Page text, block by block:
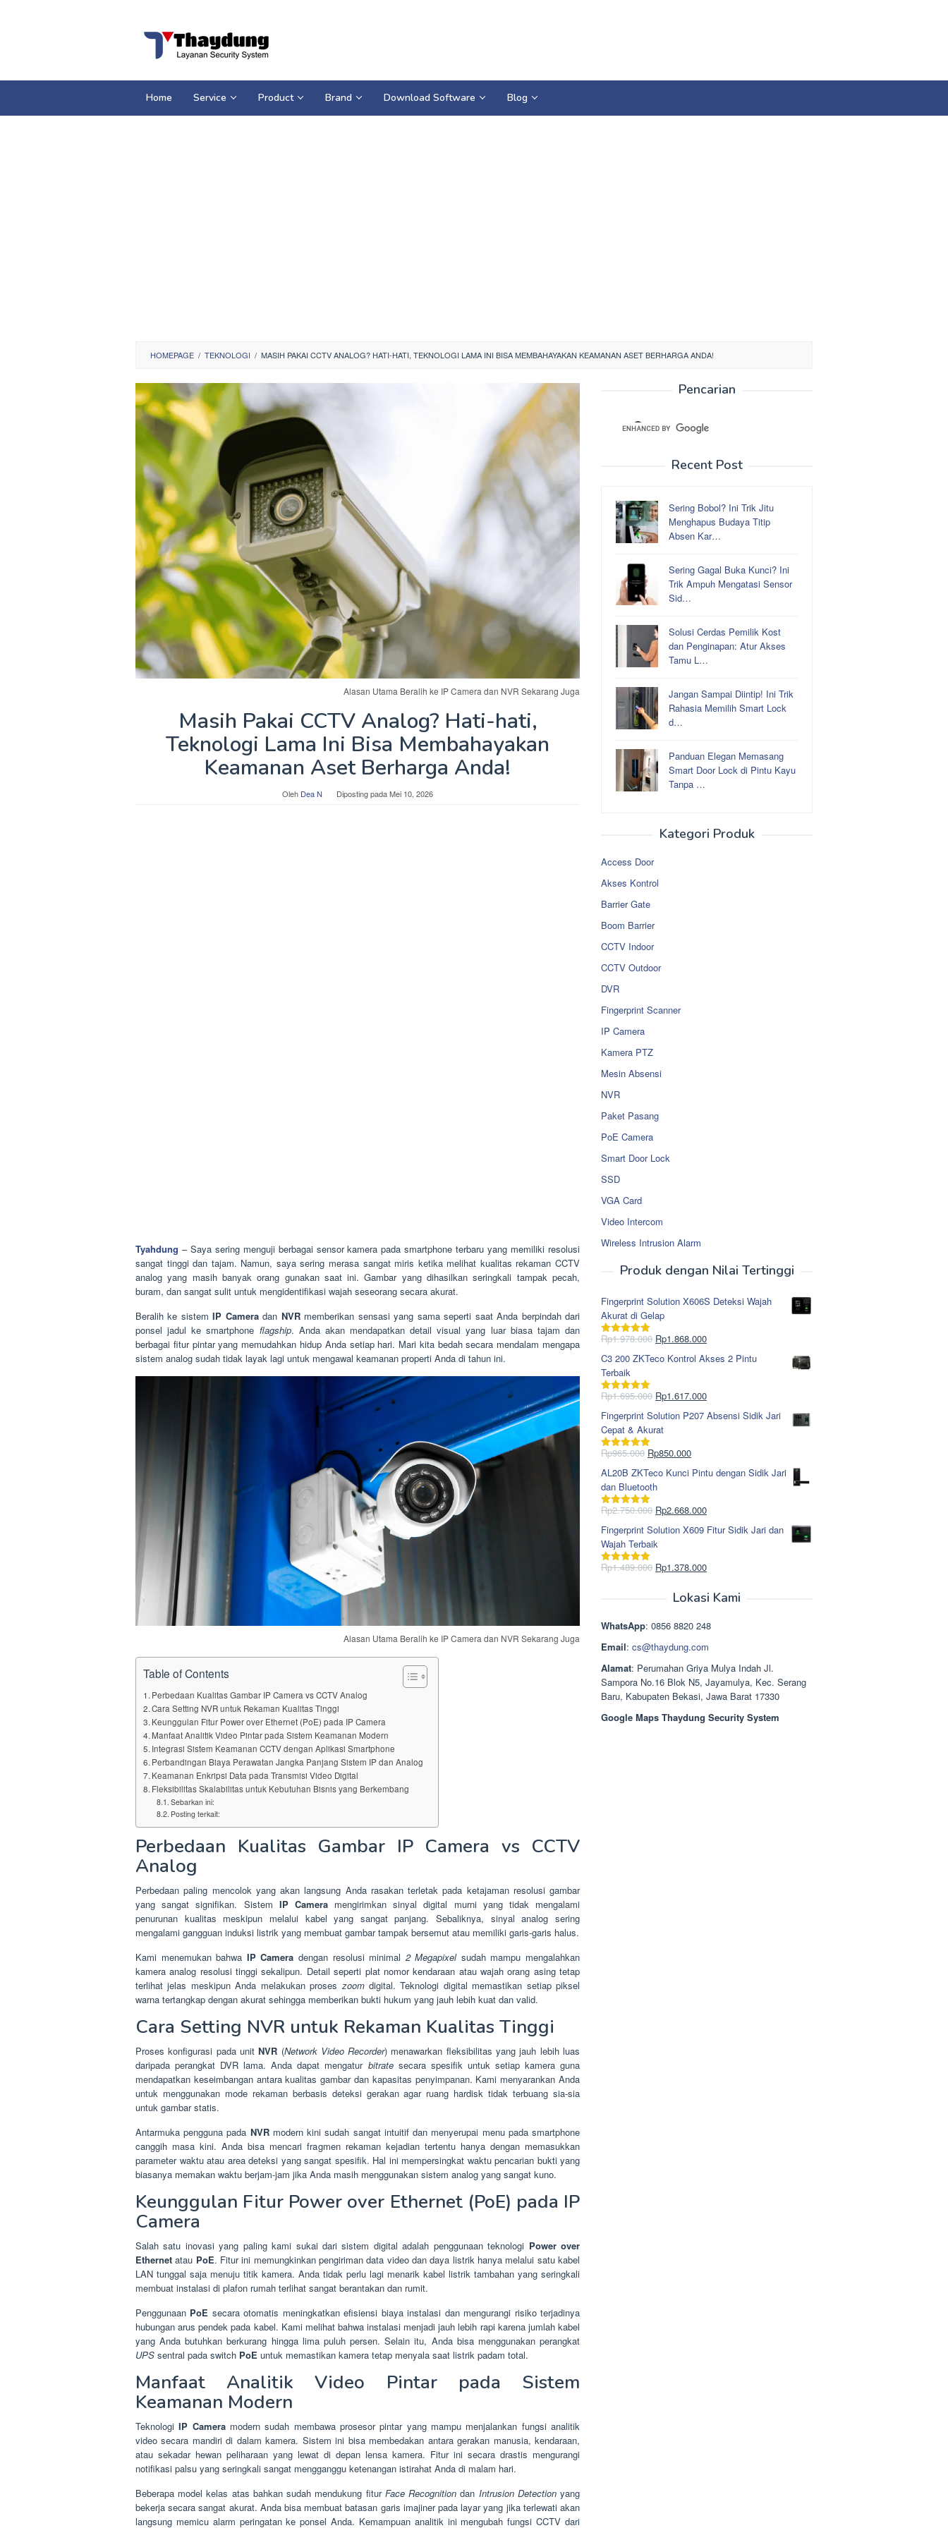
Home Service Product Brand Download Software Blog
HOMEPAGE / TEKNOLOGI / MASIH PAKAI CCTV ANALOG? HATI-HATI, TEKNOLOGI LAMA INI BISA MEMBAHAYAKAN KEAMANAN ASET BERHARGA ANDA!
Alasan Utama Beralih ke IP Camera dan NVR Sekarang Juga
Masih Pakai CCTV Analog? Hati-hati,
Teknologi Lama Ini Bisa Membahayakan
Keamanan Aset Berharga Anda!
Oleh Dea N Diposting padaMei 10, 2026
Tyahdung – Saya sering menguji berbagai sensor kamera pada smartphone terbaru yang memiliki resolusi
sangat tinggi dan tajam. Namun, saya sering merasa sangat miris ketika melihat kualitas rekaman CCTV
analog yang masih banyak orang gunakan saat ini. Gambar yang dihasilkan seringkali tampak pecah,
buram, dan sangat sulit untuk mengidentifikasi wajah seseorang secara akurat.
Beralih ke sistemIP Cameradan NVRmemberikan sensasi yang sama seperti saat Anda berpindah dari
ponsel jadul ke smartphone flagship. Anda akan mendapatkan detail visual yang luar biasa tajam dan
berbagai fitur pintar yang memudahkan hidup Anda setiap hari. Mari kita bedah secara mendalam mengapa
sistem analog sudah tidak layak lagi untuk mengawal keamanan properti Anda di tahun ini.
Alasan Utama Beralih ke IP Camera dan NVR Sekarang Juga
Table of Contents
Perbedaan Kualitas Gambar IP Camera vs CCTV Analog
Cara Setting NVR untuk Rekaman Kualitas Tinggi
Keunggulan Fitur Power over Ethernet (PoE) pada IP Camera
Manfaat Analitik Video Pintar pada Sistem Keamanan Modern
Integrasi Sistem Keamanan CCTV dengan Aplikasi Smartphone
Perbandingan Biaya Perawatan Jangka Panjang Sistem IP dan Analog
Keamanan Enkripsi Data pada Transmisi Video Digital
Fleksibilitas Skalabilitas untuk Kebutuhan Bisnis yang Berkembang
Sebarkan ini:
Posting terkait:
Perbedaan Kualitas Gambar IP Camera vs CCTV
Analog
Perbedaan paling mencolok yang akan langsung Anda rasakan terletak pada ketajaman resolusi gambar
yang sangat signifikan. Sistem IP Cameramengirimkan sinyal digital murni yang tidak mengalami
penurunan kualitas meskipun melalui kabel yang sangat panjang. Sebaliknya, sinyal analog sering
mengalami gangguan induksi listrik yang membuat gambar tampak bersemut atau memiliki garis-garis halus.
Kami menemukan bahwa IP Camera dengan resolusi minimal 2 Megapixelsudah mampu mengalahkan
kamera analog resolusi tinggi sekalipun. Detail seperti plat nomor kendaraan atau wajah orang asing tetap
terlihat jelas meskipun Anda melakukan proseszoomdigital. Teknologi digital memastikan setiap piksel
warna tertangkap dengan akurat sehingga memberikan bukti hukum yang jauh lebih kuat dan valid.
Cara Setting NVR untuk Rekaman Kualitas Tinggi
Proses konfigurasi pada unitNVR (Network Video Recorder) menawarkan fleksibilitas yang jauh lebih luas
daripada perangkat DVR lama. Anda dapat mengatur bitratesecara spesifik untuk setiap kamera guna
mendapatkan keseimbangan antara kualitas gambar dan kapasitas penyimpanan. Kami menyarankan Anda
untuk menggunakan mode rekaman berbasis deteksi gerakan agar ruang hardisk tidak terbuang sia-sia
untuk gambar statis.
Antarmuka pengguna pada NVRmodern kini sudah sangat intuitif dan menyerupai menu pada smartphone
canggih masa kini. Anda bisa mencari fragmen rekaman kejadian tertentu hanya dengan memasukkan
parameter waktu atau area deteksi yang sangat spesifik. Hal ini mempersingkat waktu pencarian bukti yang
biasanya memakan waktu berjam-jam jika Anda masih menggunakan sistem analog yang sangat kuno.
Keunggulan Fitur Power over Ethernet (PoE) pada IP
Camera
Salah satu inovasi yang paling kami sukai dari sistem digital adalah penggunaan teknologi Power over
Ethernet atau PoE. Fitur ini memungkinkan pengiriman data video dan daya listrik hanya melalui satu kabel
LAN tunggal saja menuju titik kamera. Anda tidak perlu lagi menarik kabel listrik tambahan yang seringkali
membuat instalasi di plafon rumah terlihat sangat berantakan dan rumit.
Penggunaan PoE secara otomatis meningkatkan efisiensi biaya instalasi dan mengurangi risiko terjadinya
hubungan arus pendek pada kabel. Kami melihat bahwa instalasi menjadi jauh lebih rapi karena jumlah kabel
yang Anda butuhkan berkurang hingga lima puluh persen. Selain itu, Anda bisa menggunakan perangkat
UPS sentral pada switch PoE untuk memastikan kamera tetap menyala saat listrik padam total.
Manfaat Analitik Video Pintar pada Sistem
Keamanan Modern
TeknologiIP Cameramodern sudah membawa prosesor pintar yang mampu menjalankan fungsi analitik
video secara mandiri di dalam kamera. Sistem ini bisa membedakan antara gerakan manusia, kendaraan,
atau sekadar hewan peliharaan yang lewat di depan lensa kamera. Fitur ini secara drastis mengurangi
notifikasi palsu yang seringkali sangat mengganggu ketenangan istirahat Anda di malam hari.
Beberapa model kelas atas bahkan sudah mendukung fitur Face Recognition dan Intrusion Detectionyang
bekerja secara sangat akurat. Anda bisa membuat batasan garis imajiner pada layar yang jika terlewati akan
langsung memicu alarm peringatan ke ponsel Anda. Kemampuan analitik ini mengubah fungsi CCTV dari
Pencarian
Recent Post
Sering Bobol? Ini Trik Jitu
Menghapus Budaya Titip
Absen Kar…
Sering Gagal Buka Kunci? Ini
Trik Ampuh Mengatasi Sensor
Sid…
Solusi Cerdas Pemilik Kost
dan Penginapan: Atur Akses
Tamu L…
Jangan Sampai Diintip! Ini Trik
Rahasia Memilih Smart Lock
d…
Panduan Elegan Memasang
Smart Door Lock di Pintu Kayu
Tanpa …
Kategori Produk
Access Door
Akses Kontrol
Barrier Gate
Boom Barrier
CCTV Indoor
CCTV Outdoor
DVR
Fingerprint Scanner
IP Camera
Kamera PTZ
Mesin Absensi
NVR
Paket Pasang
PoE Camera
Smart Door Lock
SSD
VGA Card
Video Intercom
Wireless Intrusion Alarm
Produk dengan Nilai Tertinggi
Fingerprint Solution X606S Deteksi Wajah
Akurat di Gelap
Dinilai5.00
Rp1.978.000 Harga
aslinya
adalah:
Rp1.868.000Harga
saat
ini
Rp1.868.000.
C3 200 ZKTeco Kontrol Akses 2 Pintu
Terbaik
Dinilai5.00
Rp1.695.000 Harga
aslinya
adalah:
Rp1.695.000.
Rp1.617.000Harga
saat
ini
Fingerprint Solution P207 Absensi Sidik Jari
Cepat & Akurat
Dinilai5.00
Rp965.000 Harga
aslinya
adalah:
Rp965.000.
Rp850.000Harga
saat
ini
Rp850.000.
AL20B ZKTeco Kunci Pintu dengan Sidik Jari
dan Bluetooth
Dinilai5.00
Rp2.750.000 Harga
aslinya
adalah:
Rp2.750.000.
Rp2.668.000Harga
saat
ini
Rp2.668.000.
Fingerprint Solution X609 Fitur Sidik Jari dan
Wajah Terbaik
Dinilai5.00
Rp1.489.000 Harga
adalah:
Rp1.378.000Harga
ini
Rp1.378.000.
Lokasi Kami
WhatsApp: 0856 8820 248
Email: cs@thaydung.com
Alamat: Perumahan Griya Mulya Indah Jl.
Sampora No.16 Blok N5, Jayamulya, Kec. Serang
Baru, Kabupaten Bekasi, Jawa Barat 17330
Google Maps Thaydung Security System